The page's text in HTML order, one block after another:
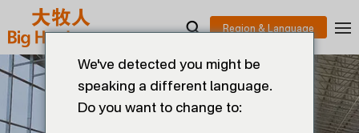
We've detected you might be
speaking a different language.
Do you want to change to: